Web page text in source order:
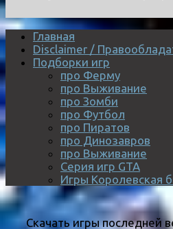
Главная
Disclaimer /
Подборки игр
про Ферму
про Выживание
про Зомби
про Футбол
про Пиратов
про Динозавров
про Выживание
Серия игр GTA
Игры Королевская
Скачать игры последней